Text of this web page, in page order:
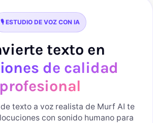
🎙️ ESTUDIO DE VOZ CON IA
texto en
de calidad
profesional
texto a voz realista de Murf AI te
con sonido humano para